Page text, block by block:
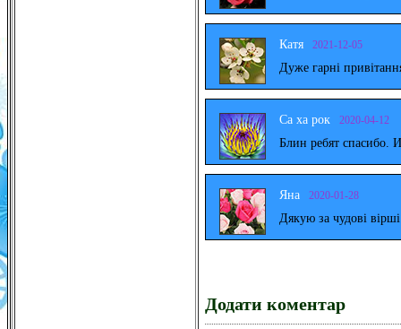
Катя 2021-12-05
Дуже гарні
Са ха рок 2020-04-12
Блин ребят спасибо.
Яна 2020-01-28
Дякую за чудові
Додати коментар